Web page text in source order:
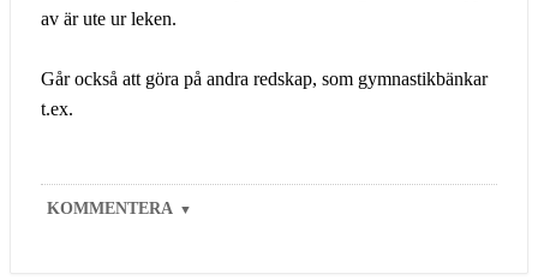
av är ute ur leken.
Går också att göra på andra redskap, som gymnastikbänkar
t.ex.
KOMMENTERA ▼